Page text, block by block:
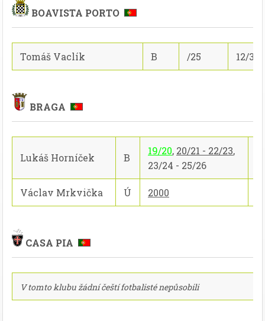
BOAVISTA PORTO
Tomáš Vaclík B /25 12/3/
BRAGA
Lukáš Horníček B
19/20, 20/21 - 22/23,
23/24 - 25/26
Václav Mrkvička Ú 2000
CASA PIA
V tomto klubu žádní čeští fotbalisté nepůsobili